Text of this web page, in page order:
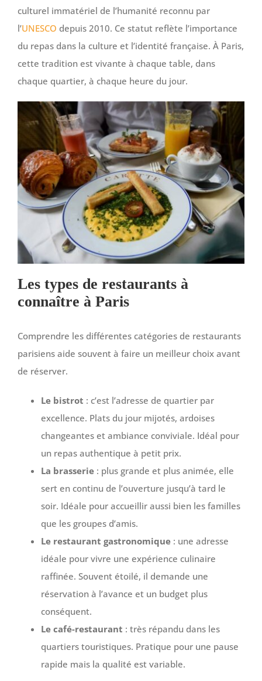
culturel immatériel de l’humanité reconnu par
l’UNESCO depuis 2010. Ce statut reflète l’importance
du repas dans la culture et l’identité française. À Paris,
cette tradition est vivante à chaque table, dans
chaque quartier, à chaque heure du jour.
Les types de restaurants à
connaître à Paris
Comprendre les différentes catégories de restaurants
parisiens aide souvent à faire un meilleur choix avant
de réserver.
Le bistrot : c’est l’adresse de quartier par
excellence. Plats du jour mijotés, ardoises
changeantes et ambiance conviviale. Idéal pour
un repas authentique à petit prix.
La brasserie : plus grande et plus animée, elle
sert en continu de l’ouverture jusqu’à tard le
soir. Idéale pour accueillir aussi bien les familles
que les groupes d’amis.
Le restaurant gastronomique : une adresse
idéale pour vivre une expérience culinaire
raffinée. Souvent étoilé, il demande une
réservation à l’avance et un budget plus
conséquent.
Le café-restaurant : très répandu dans les
quartiers touristiques. Pratique pour une pause
rapide mais la qualité est variable.